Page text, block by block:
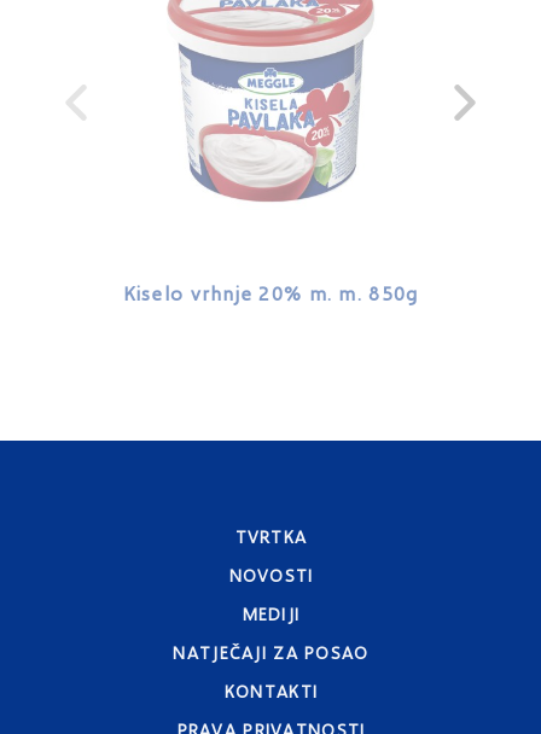
Kiselo vrhnje 20% m. m. 850g
TVRTKA
NOVOSTI
MEDIJI
NATJEČAJI ZA POSAO
KONTAKTI